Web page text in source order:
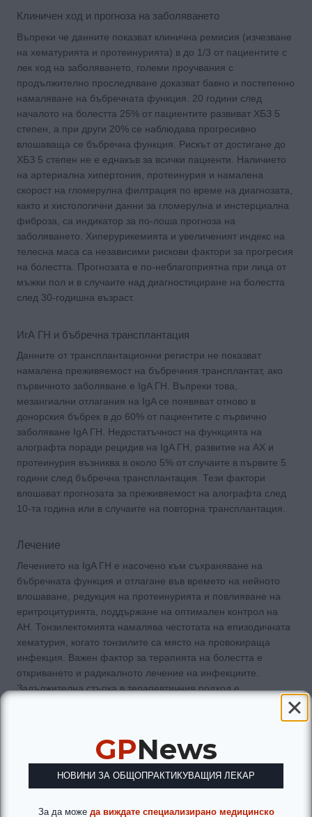
Клиничен ход и прогноза на заболяването
Въпреки че данните показват клинична ремисия (изчезване
на хематурията и протеинурията) в до 1/3 от пациентите с
лек ход на заболяването, големи проучвания с
продължително проследяване доказват бавно и постепенно
намаляване на бъбречната функция. 20 години след
началото на болестта 25% от пациентите развиват ХБЗ 5
степен, а при други 20% се наблюдава прогресивно
влошаваща се бъбречна функция. Рискът от достигане до
ХБЗ 5 степен не е еднакъв за всички пациенти. Наличието
на артериална хипертония, протеинурия и намалена
скорост на гломерулна филтрация по време на диагнозата,
както и хистологични данни за гломерулна и инстерциална
фиброза, са индикатор за по-лоша прогноза на
заболяването. Хиперурикемията и увеличеният индекс на
телесна маса са независими рискови фактори за прогресия
на болестта. Прогнозата е по-неблагоприятна при лица от
мъжки пол и в случаите над диагностициране на болестта
след 30-годишна възраст.
ИгА ГН и бъбречна трансплантация
Данните от трансплантационни регистри не показват
намалена преживяемост на бъбречния трансплантат, ако
първичното заболяване е IgA ГН. Въпреки това,
мезангиални отлагания на IgA се появяват отново в
донорския бъбрек в до 60% от пациентите с първично
заболяване IgA ГН. Недостатъчност на функцията на
алографта поради рецидив на IgA ГН, развитие на АХ и
протеинурия възниква в около 5% от случаите в първите 5
години след бъбречна трансплантация. Тези фактори
влошават прогнозата за преживяемост на алографта след
10-та година или в случаите на повторна трансплантация.
Лечение
Лечението на IgA ГН е насочено към съхраняване на
бъбречната функция и отлагане във времето на нейното
влошаване, редукция на протеинурията и повлияване на
еритроцитурията, поддържане на оптимален контрол на
АН. Тонзилектомията намалява честотата на епизодичната
хематурия, когато тонзилите са място на провокираща
инфекция. Важен фактор за терапията на болестта е
откриването и радикалното лечение на инфекциите.
Задължителна стъпка в терапевтичния подход е
инхибирането на системата ренин-ангиотензин-алдостерон
хематурия се препоръчва приложение на максимални,
добре толерирани дози на ACEi/ARB. Положителни
резултати се отчитат при прием на омега-3 ненаситени
Vitamin E, в доза 6-12 g дневно.
GPNews
НОВИНИ ЗА ОБЩОПРАКТИКУВАЩИЯ ЛЕКАР
За да може да виждате специализирано медицинско